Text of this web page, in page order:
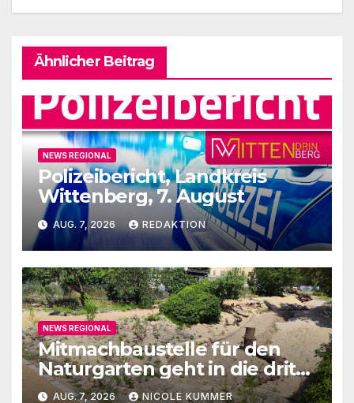
Ähnlicher Beitrag
NEWS REGIONAL
Polizeibericht, Landkreis
Wittenberg, 7. August
AUG. 7, 2026 REDAKTION
NEWS REGIONAL
Mitmachbaustelle für den
Naturgarten geht in die dritte
Runde
AUG. 7, 2026 NICOLE KUMMER